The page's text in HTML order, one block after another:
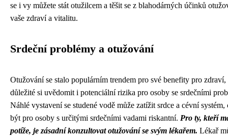
se i vy můžete stát otužilcem a těšit se z blahodárných účinků
vaše zdraví a vitalitu.
Srdeční problémy a otužování
Otužování se stalo populárním trendem pro své benefity pro zdraví,
důležité si uvědomit i potenciální rizika pro osoby se srdečními
Náhlé vystavení se studené vodě může zatížit srdce a cévní systém,
být pro osoby s určitými srdečními vadami riskantní. Pro ty, kteří
potíže, je zásadní konzultovat otužování se svým lékařem. Lékař